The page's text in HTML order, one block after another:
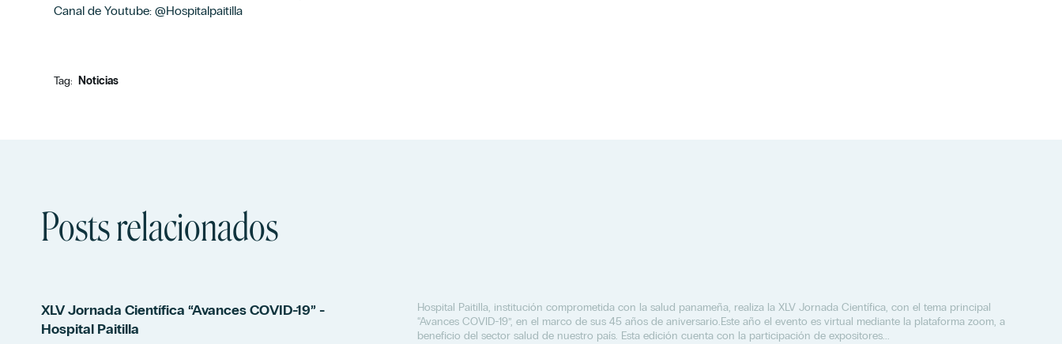
Canal de Youtube: @Hospitalpaitilla
Tag: Noticias
Posts relacionados
XLV Jornada Científica “Avances COVID-19” -
Hospital Paitilla
Hospital Paitilla, institución comprometida con la salud panameña, realiza la XLV Jornada Científica, con el tema principal
“Avances COVID-19”, en el marco de sus 45 años de aniversario.Este año el evento es virtual mediante la plataforma zoom, a
beneficio del sector salud de nuestro país. Esta edición cuenta con la participación de expositores...